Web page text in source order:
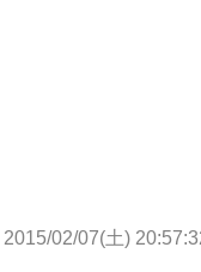
2015/02/07(土)